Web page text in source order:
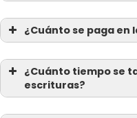
¿Cuánto se paga
¿Cuánto tiempo se
escrituras?